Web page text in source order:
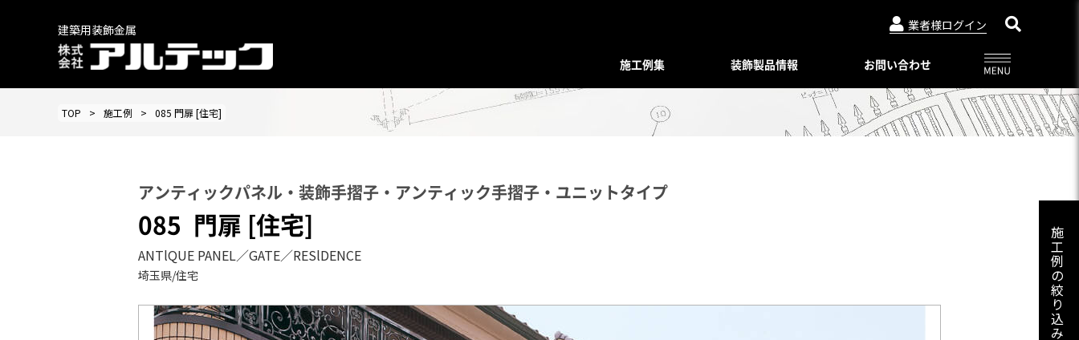
建築用装飾金属 業者様ログイン
施工例集
バルコニー手摺
門扉・アーチ付門扉
トータルデザイン
アンティックパネル
装飾製品情報
装飾デザインシリーズ
ユニットタイプ
アンティックパネル
アルビュー（フェンス）
特別注文仕様（製品比較表）
お問い合わせ
03-3764-5811 メールでのお問合せ
ニュースリリース
TOP 施工例 085 門扉 [住宅]
施
工
例
の
絞
り
込
み
アンティックパネル・装飾手摺子・アンティック手摺子・ユニットタイプ
085 門扉 [住宅]
ANTlQUE PANEL／GATE／RESlDENCE
埼玉県/住宅